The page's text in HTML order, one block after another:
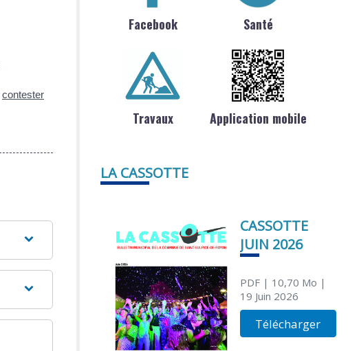
contester
Facebook Santé
Travaux Application mobile
LA CASSOTTE
CASSOTTE
JUIN 2026
PDF| 10,70 Mo |
19 Juin 2026
Télécharger